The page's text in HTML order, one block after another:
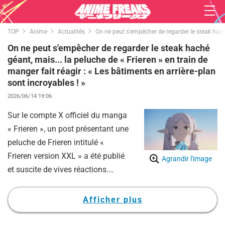
TOP Anime Actualités On ne peut s'empêcher de regarder le steak
On ne peut s'empêcher de regarder le steak haché
géant, mais... la peluche de « Frieren » en train de
manger fait réagir : « Les bâtiments en arrière-plan
sont incroyables ! »
2026/06/14 19:06
Agrandir l'image
Sur le compte X officiel du manga
« Frieren », un post présentant une
peluche de Frieren intitulé «
Frieren version XXL » a été publié
et suscite de vives réactions.
du simple mot « Frieren version
XXL », on peut voir la peluche de
Afficher plus